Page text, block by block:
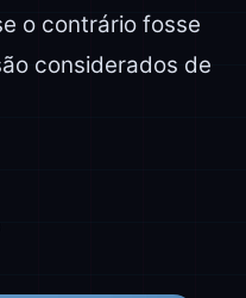
o contrário fosse
considerados de